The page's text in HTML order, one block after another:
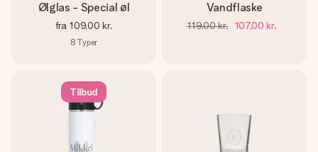
Ølglas - Special øl
fra 109,00 kr.
8 Typer
Vandflaske
119,00 kr. 107,00 kr.
Tilbud